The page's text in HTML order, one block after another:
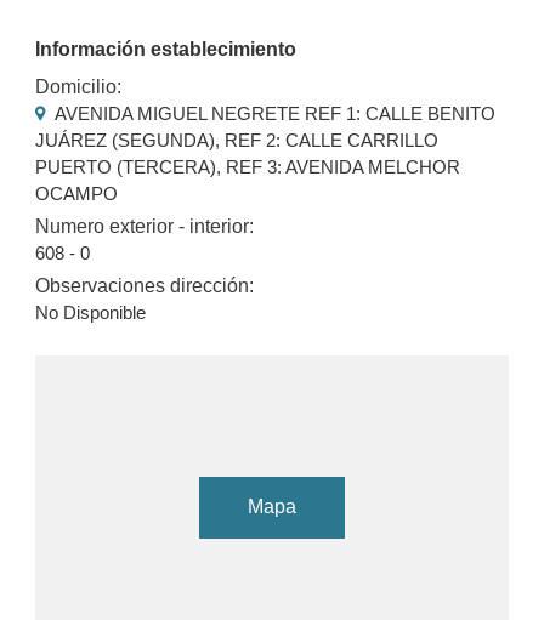
Información establecimiento
Domicilio:
AVENIDA MIGUEL NEGRETE REF 1: CALLE BENITO
JUÁREZ (SEGUNDA), REF 2: CALLE CARRILLO
PUERTO (TERCERA), REF 3: AVENIDA MELCHOR
OCAMPO
Numero exterior - interior:
608 - 0
Observaciones dirección:
No Disponible
Mapa